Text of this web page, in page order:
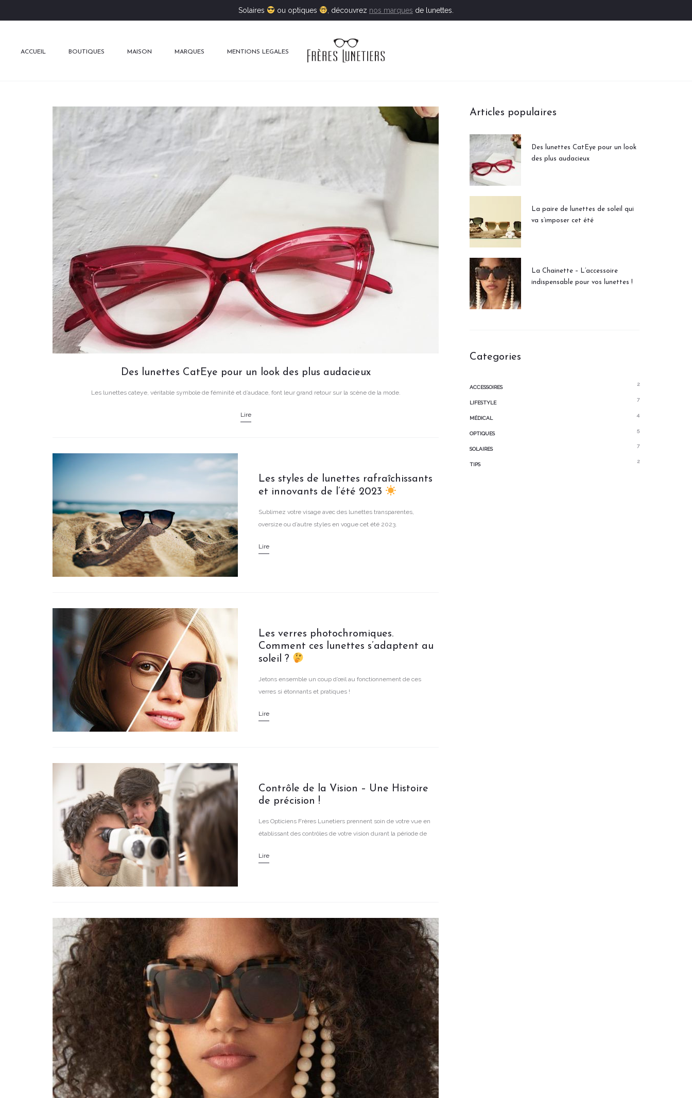
Solaires ou optiques , découvrez nos marques de lunettes.
ACCUEIL BOUTIQUES MAISON MARQUES MENTIONS LEGALES
Des lunettes CatEye pour un look des plus audacieux
Les lunettes cateye, véritable symbole de féminité et d’audace, font leur grand retour sur la scène de la mode.
Lire
Les styles de lunettes rafraîchissants
et innovants de l’été 2023
Sublimez votre visage avec des lunettes transparentes,
oversize ou d’autre styles en vogue cet été 2023.
Lire
Les verres photochromiques.
Comment ces lunettes s’adaptent au
soleil ?
Jetons ensemble un coup d’œil au fonctionnement de ces
verres si étonnants et pratiques !
Lire
Contrôle de la Vision – Une Histoire
de précision !
Les Opticiens Frères Lunetiers prennent soin de votre vue en
établissant des contrôles de votre vision durant la période de
Lire
Articles populaires
Des lunettes CatEye pour un look
des plus audacieux
La paire de lunettes de soleil qui
va s’imposer cet été
La Chainette – L’accessoire
indispensable pour vos lunettes !
Categories
ACCESSOIRES
2
LIFESTYLE
7
MÉDICAL
4
OPTIQUES
5
SOLAIRES
7
TIPS
2